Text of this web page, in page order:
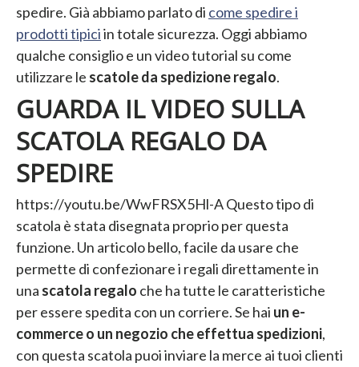
spedire. Già abbiamo parlato di come spedire i
prodotti tipiciin totale sicurezza. Oggi abbiamo
qualche consiglio e un video tutorial su come
utilizzare le scatole da spedizione regalo.
GUARDA IL VIDEO SULLA
SCATOLA REGALO DA
SPEDIRE
https://youtu.be/WwFRSX5Hl-A Questo tipo di
scatola è stata disegnata proprio per questa
funzione. Un articolo bello, facile da usare che
permette di confezionare i regali direttamente in
una scatola regalo che ha tutte le caratteristiche
per essere spedita con un corriere. Se hai un e-
commerce o un negozio che effettua spedizioni,
con questa scatola puoi inviare la merce ai tuoi clienti